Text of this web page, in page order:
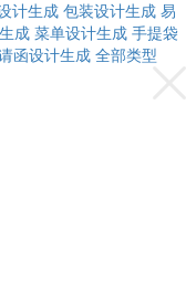
计生成 包装设计生成 易
成 菜单设计生成 手提袋
函设计生成 全部类型